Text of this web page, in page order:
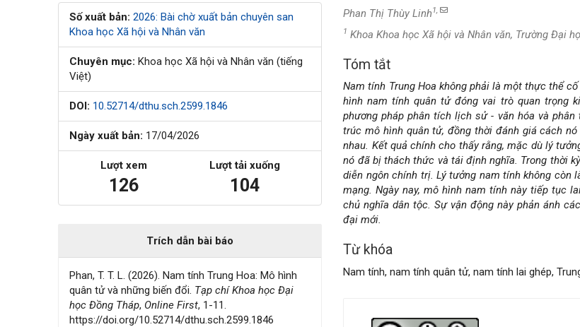
bên
bài
viết
Số xuất bản: 2026: Bài chờ xuất bản chuyên san
Khoa học Xã hội và Nhân văn
Chuyên mục: Khoa học Xã hội và Nhân văn (tiếng
Việt)
DOI: 10.52714/dthu.sch.2599.1846
Ngày xuất bản: 17/04/2026
Lượt xem
126
Lượt tải xuống
104
Trích dẫn bài báo
Phan, T. T. L. (2026). Nam tính Trung Hoa: Mô hình
quân tử và những biến đổi. Tạp chí Khoa học Đại
học Đồng Tháp, Online First, 1-11.
https://doi.org/10.52714/dthu.sch.2599.1846
Phan Thị Thùy Linh1,
1 Khoa Khoa học Xã hội và Nhân văn, Trường Đại
Nội
dung
chính
của
bài
viết
Tóm tắt
Nam tính Trung Hoa không phải là một thực thể
hình nam tính quân tử đóng vai trò quan trọng
phương pháp phân tích lịch sử - văn hóa và
trúc mô hình quân tử, đồng thời đánh giá cách
nhau. Kết quả chính cho thấy rằng, mặc dù lý
nó đã bị thách thức và tái định nghĩa. Trong thời
diễn ngôn chính trị. Lý tưởng nam tính không còn
mạng. Ngày nay, mô hình nam tính này tiếp tục
chủ nghĩa dân tộc. Sự vận động này phản ánh
đại mới.
Từ khóa
Nam tính, nam tính quân tử, nam tính lai ghép,